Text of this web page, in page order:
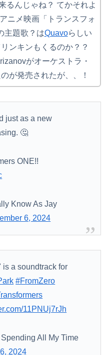
るんじゃね？ てかそれよ
ニメ映画「トランスフォ
主題歌？はQuavoらしい
ンキンもくるのか？？
がオーケストラ・
が発売されたが、、！
just as a new
🤔
ONE!!
Know As Jay
6, 2024
is a soundtrack for
#FromZero
11PNUj7rJh
All My Time
2024